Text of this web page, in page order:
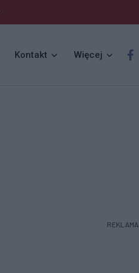
Kontakt Więcej
REKLAMA